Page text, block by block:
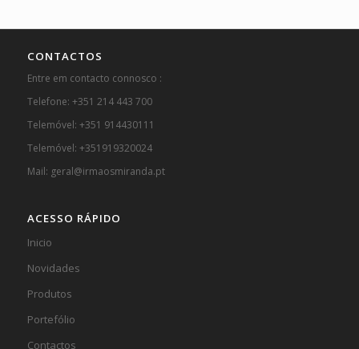
CONTACTOS
Entre em contacto connosco :
Telefone: +351 214 443 700
Telemóvel: +351 914430111
Telemóvel: +351919320024
Mail: geral@irmaosmiranda.pt
ACESSO RÁPIDO
Inicio
Novidades
Produtos
Portefólio
Contactos